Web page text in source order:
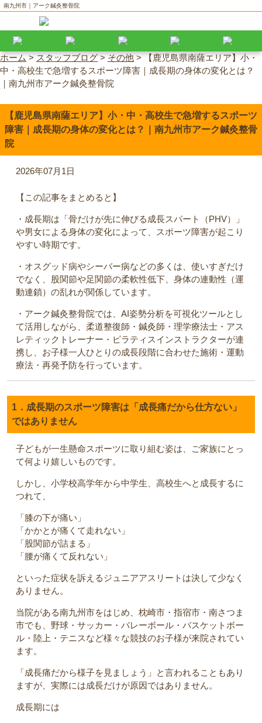
南九州市｜アーク鍼灸整骨院
ホーム>スタッフブログ>その他>【鹿児島県南薩エリア】小・
中・高校生で急増するスポーツ障害｜成長期の身体の変化とは？
｜南九州市アーク鍼灸整骨院
【鹿児島県南薩エリア】小・中・高校生で急増するスポーツ
障害｜成長期の身体の変化とは？｜南九州市アーク鍼灸整骨
院
2026年07月1日
【この記事をまとめると】
・成長期は「骨だけが先に伸びる成長スパート（PHV）」
や男女による身体の変化によって、スポーツ障害が起こり
やすい時期です。
・オスグッド病やシーバー病などの多くは、使いすぎだけ
でなく、股関節や足関節の柔軟性低下、身体の連動性（運
動連鎖）の乱れが関係しています。
・アーク鍼灸整骨院では、AI姿勢分析を可視化ツールとし
て活用しながら、柔道整復師・鍼灸師・理学療法士・アス
レティックトレーナー・ピラティスインストラクターが連
携し、お子様一人ひとりの成長段階に合わせた施術・運動
療法・再発予防を行っています。
1．成長期のスポーツ障害は「成長痛だから仕方ない」
ではありません
子どもが一生懸命スポーツに取り組む姿は、ご家族にとっ
て何より嬉しいものです。
しかし、小学校高学年から中学生、高校生へと成長するに
つれて、
「膝の下が痛い」
「かかとが痛くて走れない」
「股関節が詰まる」
「腰が痛くて反れない」
といった症状を訴えるジュニアアスリートは決して少なく
ありません。
当院がある南九州市をはじめ、枕崎市・指宿市・南さつま
市でも、野球・サッカー・バレーボール・バスケットボー
ル・陸上・テニスなど様々な競技のお子様が来院されてい
ます。
「成長痛だから様子を見ましょう」と言われることもあり
ますが、実際には成長だけが原因ではありません。
成長期には